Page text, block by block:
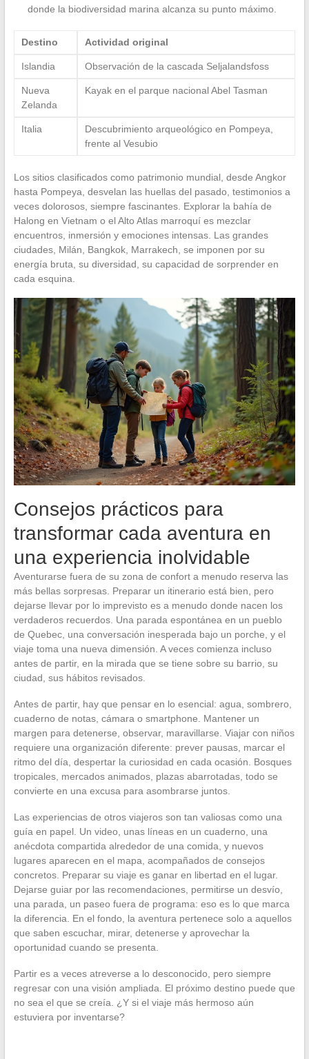
donde la biodiversidad marina alcanza su punto máximo.
Destino Actividad original
Islandia Observación de la cascada Seljalandsfoss
Nueva
Zelanda
Kayak en el parque nacional Abel Tasman
Italia
Descubrimiento arqueológico en Pompeya,
frente al Vesubio
Los sitios clasificados como patrimonio mundial, desde Angkor
hasta Pompeya, desvelan las huellas del pasado, testimonios a
veces dolorosos, siempre fascinantes. Explorar la bahía de
Halong en Vietnam o el Alto Atlas marroquí es mezclar
encuentros, inmersión y emociones intensas. Las grandes
ciudades, Milán, Bangkok, Marrakech, se imponen por su
energía bruta, su diversidad, su capacidad de sorprender en
cada esquina.
Consejos prácticos para
transformar cada aventura en
una experiencia inolvidable
Aventurarse fuera de su zona de confort a menudo reserva las
más bellas sorpresas. Preparar un itinerario está bien, pero
dejarse llevar por lo imprevisto es a menudo donde nacen los
verdaderos recuerdos. Una parada espontánea en un pueblo
de Quebec, una conversación inesperada bajo un porche, y el
viaje toma una nueva dimensión. A veces comienza incluso
antes de partir, en la mirada que se tiene sobre su barrio, su
ciudad, sus hábitos revisados.
Antes de partir, hay que pensar en lo esencial: agua, sombrero,
cuaderno de notas, cámara o smartphone. Mantener un
margen para detenerse, observar, maravillarse. Viajar con niños
requiere una organización diferente: prever pausas, marcar el
ritmo del día, despertar la curiosidad en cada ocasión. Bosques
tropicales, mercados animados, plazas abarrotadas, todo se
convierte en una excusa para asombrarse juntos.
Las experiencias de otros viajeros son tan valiosas como una
guía en papel. Un video, unas líneas en un cuaderno, una
anécdota compartida alrededor de una comida, y nuevos
lugares aparecen en el mapa, acompañados de consejos
concretos. Preparar su viaje es ganar en libertad en el lugar.
Dejarse guiar por las recomendaciones, permitirse un desvío,
una parada, un paseo fuera de programa: eso es lo que marca
la diferencia. En el fondo, la aventura pertenece solo a aquellos
que saben escuchar, mirar, detenerse y aprovechar la
oportunidad cuando se presenta.
Partir es a veces atreverse a lo desconocido, pero siempre
regresar con una visión ampliada. El próximo destino puede que
no sea el que se creía. ¿Y si el viaje más hermoso aún
estuviera por inventarse?